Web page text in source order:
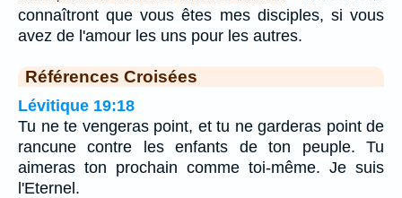
connaîtront que vous êtes mes disciples, si vous
avez de l'amour les uns pour les autres.
Références Croisées
Lévitique 19:18
Tu ne te vengeras point, et tu ne garderas point de
rancune contre les enfants de ton peuple. Tu
aimeras ton prochain comme toi-même. Je suis
l'Eternel.